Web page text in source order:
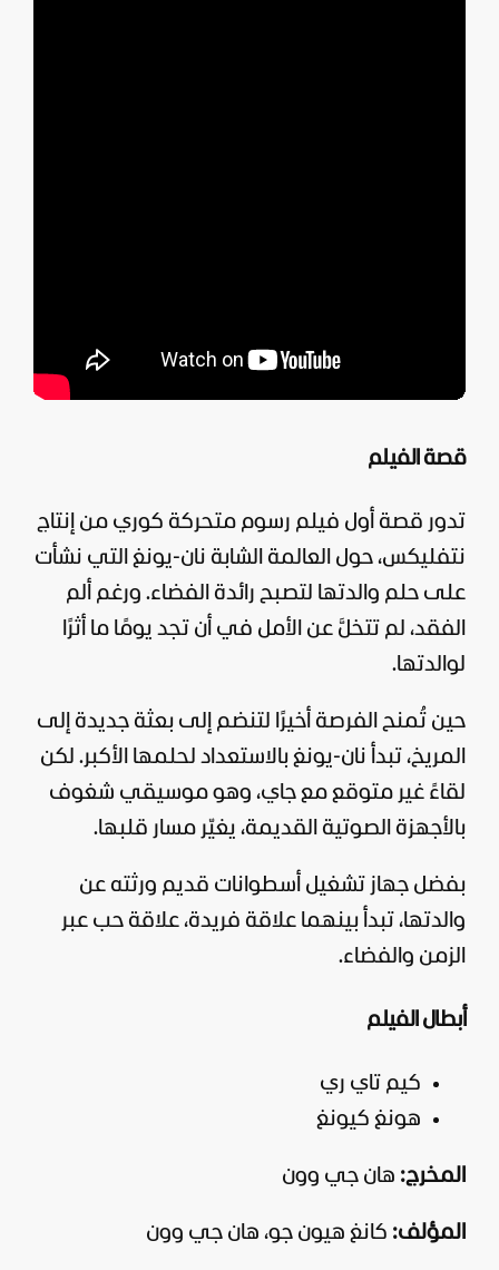
قصة الفيلم
تدور قصة أول فيلم رسوم متحركة كوري من إنتاج
نتفليكس، حول العالمة الشابة نان-يونغ التي نشأت
على حلم والدتها لتصبح رائدة الفضاء. ورغم ألم
الفقد، لم تتخلَّ عن الأمل في أن تجد يومًا ما أثرًا
لوالدتها.
حين تُمنح الفرصة أخيرًا لتنضم إلى بعثة جديدة إلى
المريخ، تبدأ نان-يونغ بالاستعداد لحلمها الأكبر. لكن
لقاءً غير متوقع مع جاي، وهو موسيقي شغوف
بالأجهزة الصوتية القديمة، يغيّر مسار قلبها.
بفضل جهاز تشغيل أسطوانات قديم ورثته عن
والدتها، تبدأ بينهما علاقة فريدة، علاقة حب عبر
الزمن والفضاء.
أبطال الفيلم
كيم تاي ري
هونغ كيونغ
المخرج: هان جي وون
المؤلف: كانغ هيون جو، هان جي وون